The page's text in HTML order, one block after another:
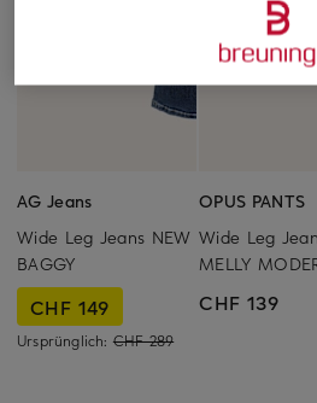
AG Jeans
Wide Leg Jeans NEW
BAGGY
CHF 149
Ursprünglich: CHF 289
OPUS PANTS
Wide Leg
MELLY
CHF 139